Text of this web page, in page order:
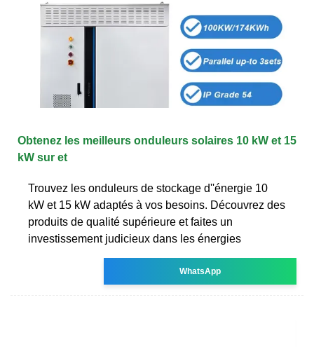
Obtenez les meilleurs onduleurs solaires 10 kW et 15
kW sur et
Trouvez les onduleurs de stockage d''énergie 10
kW et 15 kW adaptés à vos besoins. Découvrez des
produits de qualité supérieure et faites un
investissement judicieux dans les énergies
WhatsApp